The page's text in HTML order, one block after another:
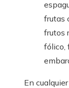
frutas
frutos
fólico,
En